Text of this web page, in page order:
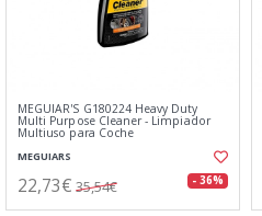
MEGUIAR'S G180224 Heavy Duty
Multi Purpose Cleaner - Limpiador
Multiuso para Coche
MEGUIARS
22,73€ 35,54€ - 36%